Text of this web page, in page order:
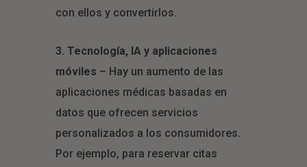
con ellos y convertirlos.
3. Tecnología, IA y aplicaciones
móviles – Hay un aumento de las
aplicaciones médicas basadas en
datos que ofrecen servicios
personalizados a los consumidores.
Por ejemplo, para reservar citas